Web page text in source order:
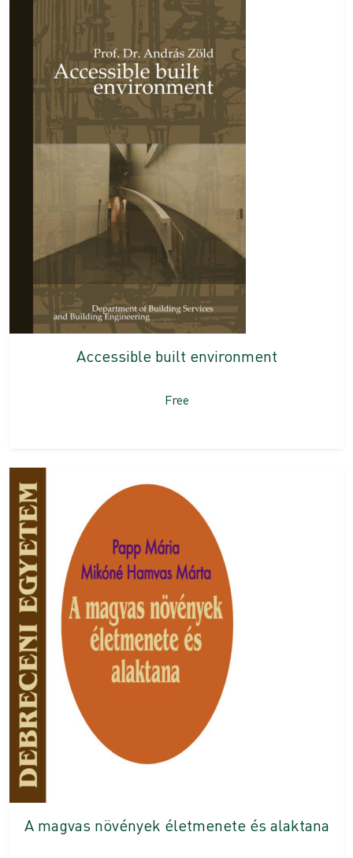
Accessible built environment
Free
A magvas növények életmenete és alaktana